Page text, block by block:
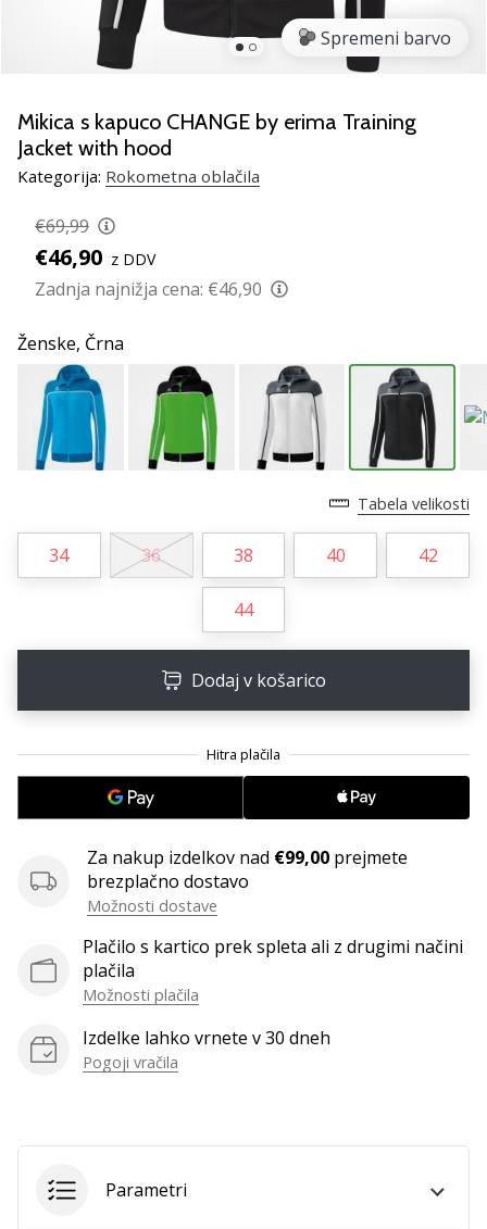
rokomentske
NITRO
SQD
5!
Odkrivaj
novosti
in
ugotovi,
splača…
25. 11. 2024
•
2 min. branja
ambasador/ka
naše
rokometne
Si
kot
se
brend
ambasador/ka.
Prikaži
članke
Spremeni barvo
Mikica s kapuco CHANGE by erima Training
Jacket with hood
Kategorija: Rokometna oblačila
€69,99
€46,90 z DDV
Zadnja najnižja cena: €46,90
Ženske, Črna
Tabela velikosti
34 36 38 40 42
44
Dodaj v košarico
Za nakup izdelkov nad €99,00 prejmete
brezplačno dostavo
Možnosti dostave
Plačilo s kartico prek spleta ali z drugimi načini
plačila
Možnosti plačila
Izdelke lahko vrnete v 30 dneh
Pogoji vračila
Parametri